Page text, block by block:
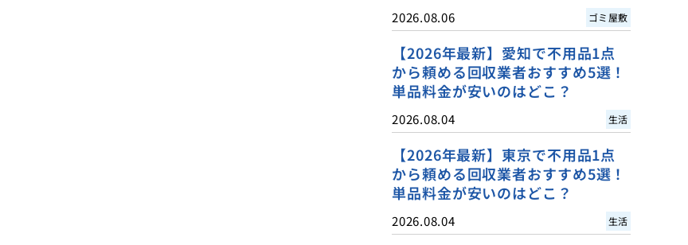
2026.08.06 ゴミ屋敷
【2026年最新】愛知で不用品1点
から頼める回収業者おすすめ5選！
単品料金が安いのはどこ？
2026.08.04 生活
【2026年最新】東京で不用品1点
から頼める回収業者おすすめ5選！
単品料金が安いのはどこ？
2026.08.04 生活